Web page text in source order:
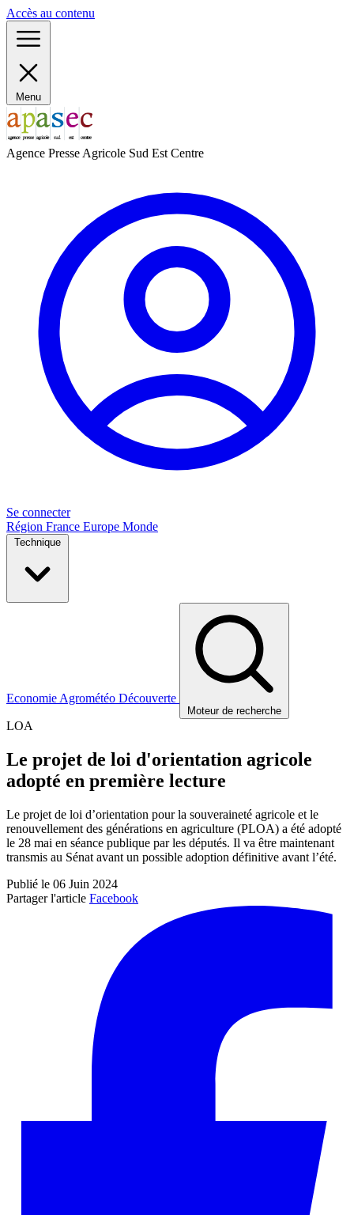
Accès au contenu
Menu
Agence Presse Agricole Sud Est Centre
Se connecter
Région France Europe Monde
Technique
Economie Agrométéo Découverte
Moteur de recherche
LOA
Le projet de loi d'orientation agricole
adopté en première lecture
Le projet de loi d’orientation pour la souveraineté agricole et le
renouvellement des générations en agriculture (PLOA) a été adopté
le 28 mai en séance publique par les députés. Il va être maintenant
transmis au Sénat avant un possible adoption définitive avant l’été.
Publié le 06 Juin 2024
Partager l'article Facebook
Panneau de gestion des cookies